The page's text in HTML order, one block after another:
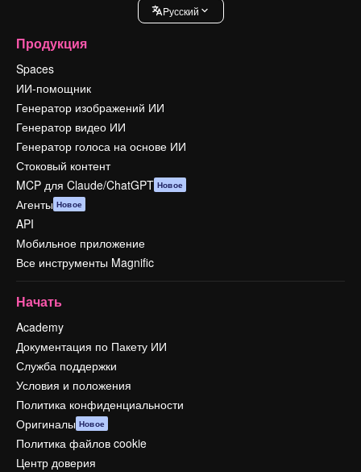
Pусский
Продукция
Spaces
ИИ-помощник
Генератор изображений ИИ
Генератор видео ИИ
Генератор голоса на основе ИИ
Стоковый контент
MCP для Claude/ChatGPT Новое
Агенты Новое
API
Мобильное приложение
Все инструменты Magnific
Начать
Academy
Документация по Пакету ИИ
Служба поддержки
Условия и положения
Политика конфиденциальности
Оригиналы Новое
Политика файлов cookie
Центр доверия